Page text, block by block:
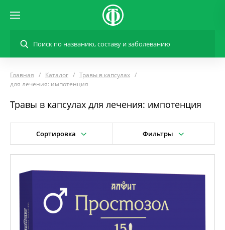
Главная Каталог
Травы в капсулах
для лечения: импотенция
Травы в капсулах для лечения: импотенция
Сортировка Фильтры